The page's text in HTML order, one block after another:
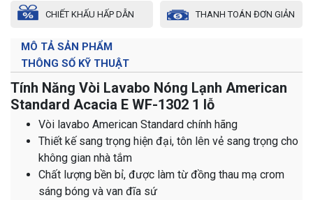
CHIẾT KHẤU HẤP DẪN THANH TOÁN ĐƠN GIẢN
MÔ TẢ SẢN PHẨM
THÔNG SỐ KỸ THUẬT
Tính Năng Vòi Lavabo Nóng Lạnh American
Standard Acacia E WF-1302 1 lỗ
Vòi lavabo American Standard chính hãng
Thiết kế sang trọng hiện đại, tôn lên vẻ sang trọng cho
không gian nhà tắm
Chất lượng bền bỉ, được làm từ đồng thau mạ crom
sáng bóng và van đĩa sứ